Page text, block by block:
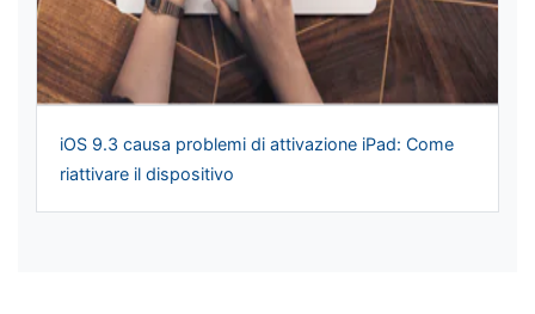
iOS 9.3 causa problemi di attivazione iPad: Come
riattivare il dispositivo